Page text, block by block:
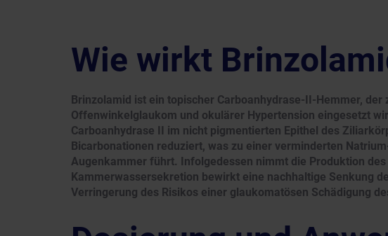
Wie wirkt
Brinzolamid ist ein topischer Carboanhydrase-II-Hemmer,
Offenwinkelglaukom und okulärer Hypertension eingesetzt
Carboanhydrase II im nicht pigmentierten Epithel des
Bicarbonationen reduziert, was zu einer verminderten
Augenkammer führt. Infolgedessen nimmt die Produktion
Kammerwassersekretion bewirkt eine nachhaltige Senkung
Verringerung des Risikos einer glaukomatösen Schädigung